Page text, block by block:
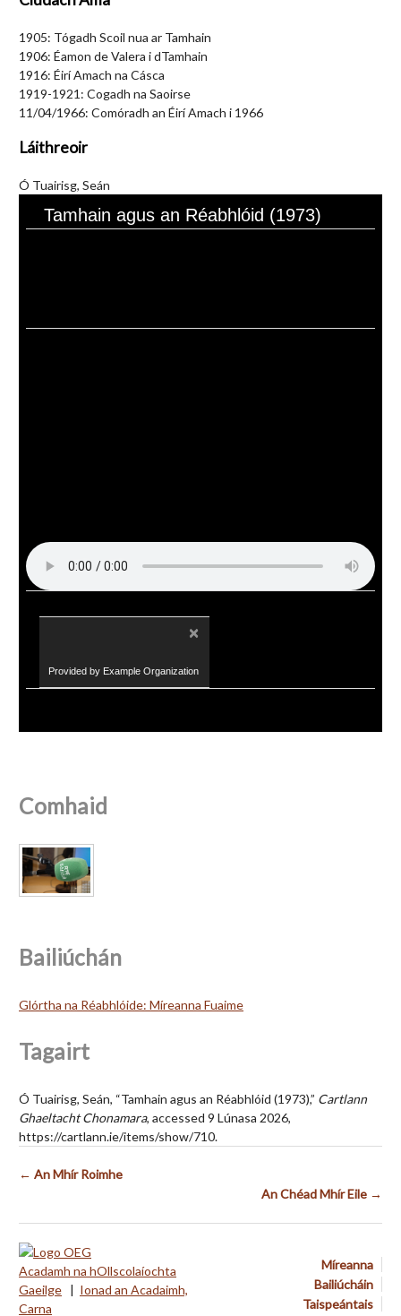
1905: Tógadh Scoil nua ar Tamhain
1906: Éamon de Valera i dTamhain
1916: Éirí Amach na Cásca
1919-1921: Cogadh na Saoirse
11/04/1966: Comóradh an Éirí Amach i 1966
Láithreoir
Ó Tuairisg, Seán
Tamhain agus an Réabhlóid (1973)
×
Provided by Example Organization
Comhaid
Bailiúchán
Glórtha na Réabhlóide: Míreanna Fuaime
Tagairt
Ó Tuairisg, Seán, “Tamhain agus an Réabhlóid (1973),” Cartlann
Ghaeltacht Chonamara, accessed 9 Lúnasa 2026,
https://cartlann.ie/items/show/710.
← An Mhír Roimhe
An Chéad Mhír Eile →
Míreanna
Bailiúcháin
Taispeántais
Acadamh na hOllscolaíochta
Gaeilge | Ionad an Acadaimh,
Carna